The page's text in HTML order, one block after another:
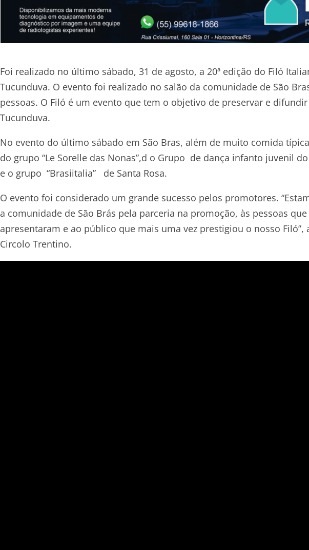
Foi realizado no último sábado, 31 de agosto, a 20ª edição do Filó
Tucunduva. O evento foi realizado no salão da comunidade de São
pessoas. O Filó é um evento que tem o objetivo de preservar e
Tucunduva.
No evento do último sábado em São Bras, além de muito comida
do grupo “Le Sorelle das Nonas”,d o Grupo de dança infanto juvenil
e o grupo “Brasiitalia” de Santa Rosa.
O evento foi considerado um grande sucesso pelos promotores.
a comunidade de São Brás pela parceria na promoção, às pessoas
apresentaram e ao público que mais uma vez prestigiou o nosso
Circolo Trentino.